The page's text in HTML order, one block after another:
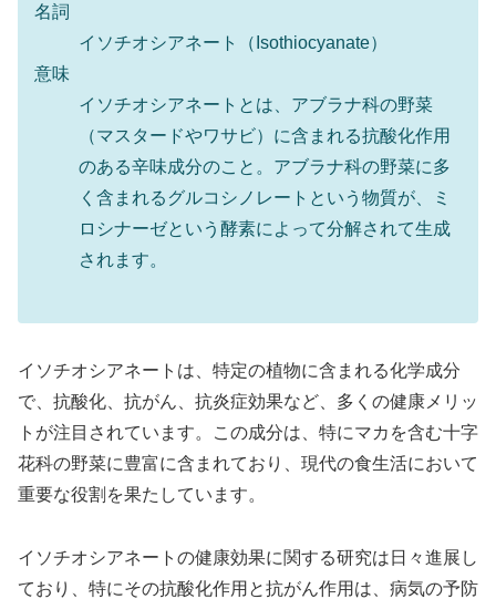
名詞
イソチオシアネート（Isothiocyanate）
意味
イソチオシアネートとは、アブラナ科の野菜
（マスタードやワサビ）に含まれる抗酸化作用
のある辛味成分のこと。アブラナ科の野菜に多
く含まれるグルコシノレートという物質が、ミ
ロシナーゼという酵素によって分解されて生成
されます。
イソチオシアネートは、特定の植物に含まれる化学成分
で、抗酸化、抗がん、抗炎症効果など、多くの健康メリッ
トが注目されています。この成分は、特にマカを含む十字
花科の野菜に豊富に含まれており、現代の食生活において
重要な役割を果たしています。
イソチオシアネートの健康効果に関する研究は日々進展し
ており、特にその抗酸化作用と抗がん作用は、病気の予防